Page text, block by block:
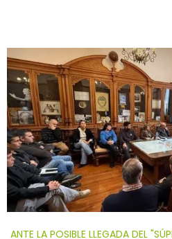
ANTE LA POSIBLE LLEGADA DEL